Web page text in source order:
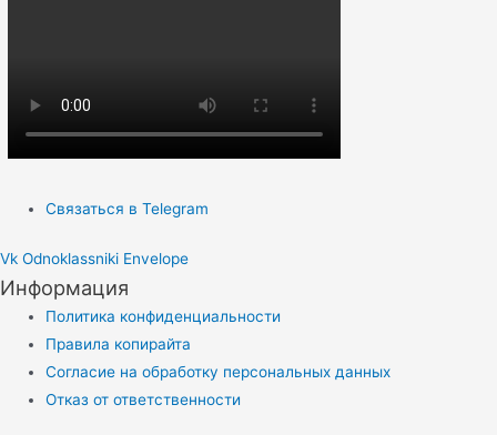
Связаться в Telegram
Vk Odnoklassniki Envelope
Информация
Политика конфиденциальности
Правила копирайта
Согласие на обработку персональных данных
Отказ от ответственности